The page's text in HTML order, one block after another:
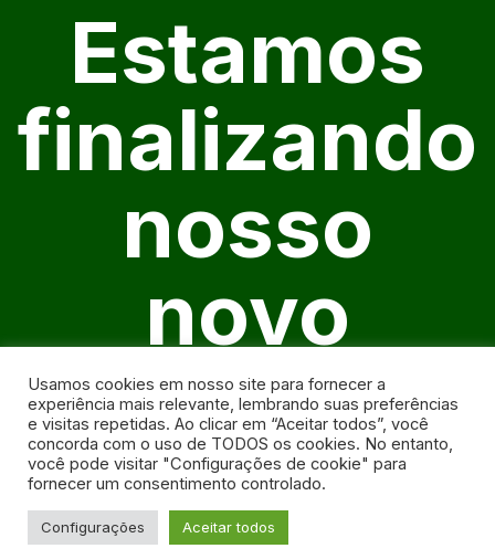
Estamos
finalizando
nosso
novo
website
Usamos cookies em nosso site para fornecer a
experiência mais relevante, lembrando suas preferências
e visitas repetidas. Ao clicar em “Aceitar todos”, você
concorda com o uso de TODOS os cookies. No entanto,
você pode visitar "Configurações de cookie" para
fornecer um consentimento controlado.
Configurações Aceitar todos